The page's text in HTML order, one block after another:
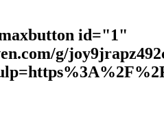
id="1"
g/